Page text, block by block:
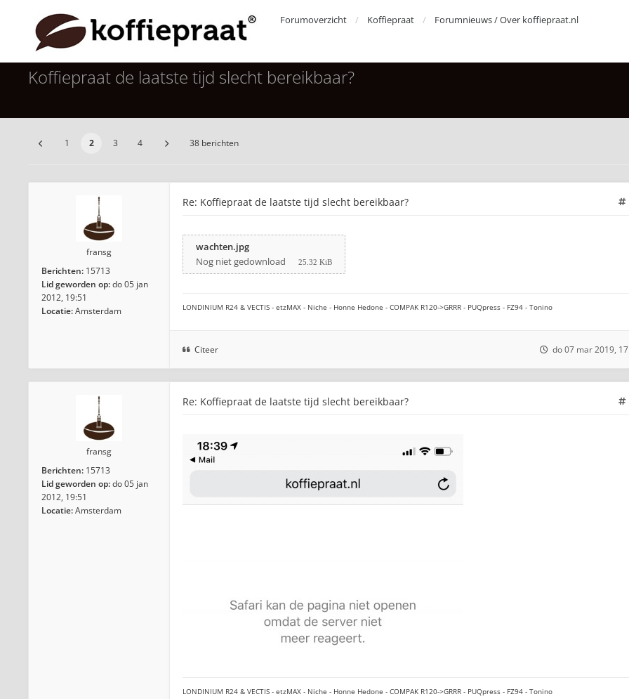
Forumoverzicht Koffiepraat Forumnieuws / Over koffiepraat.nl
Koffiepraat de laatste tijd slecht bereikbaar?
1 2 3 4 38 berichten
fransg
Berichten: 15713
Lid geworden op:do 05 jan
2012, 19:51
Locatie:Amsterdam
Re: Koffiepraat de laatste tijd slecht bereikbaar?
wachten.jpg
Nog niet gedownload
25.32 KiB
LONDINIUM R24 & VECTIS - etzMAX - Niche - Honne Hedone - COMPAK R120->GRRR - PUQpress - FZ94 - Tonino
Citeer do 07 mar 2019,
fransg
Berichten: 15713
Lid geworden op:do 05 jan
2012, 19:51
Locatie:Amsterdam
Re: Koffiepraat de laatste tijd slecht bereikbaar?
LONDINIUM R24 & VECTIS - etzMAX - Niche - Honne Hedone - COMPAK R120->GRRR - PUQpress - FZ94 - Tonino